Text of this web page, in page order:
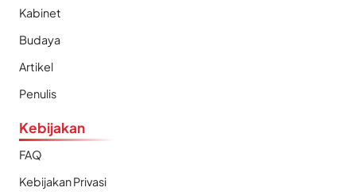
Kabinet
Budaya
Artikel
Penulis
Kebijakan
FAQ
Kebijakan Privasi